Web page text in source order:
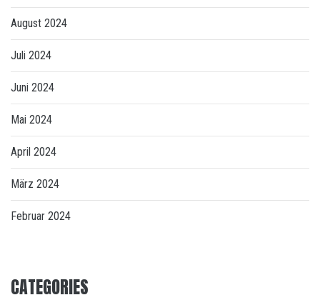
August 2024
Juli 2024
Juni 2024
Mai 2024
April 2024
März 2024
Februar 2024
CATEGORIES